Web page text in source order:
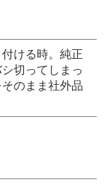
ける時。純正
切ってしまっ
のまま社外品